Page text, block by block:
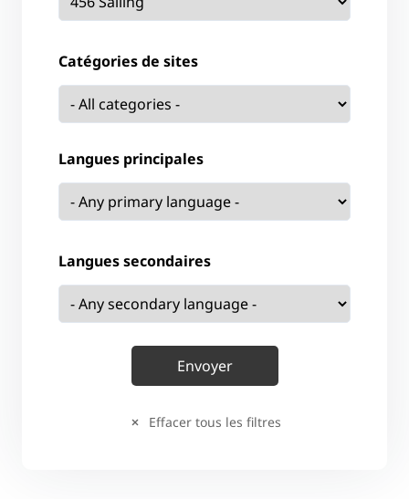
Catégories de sites
Langues principales
Langues secondaires
Effacer tous les filtres